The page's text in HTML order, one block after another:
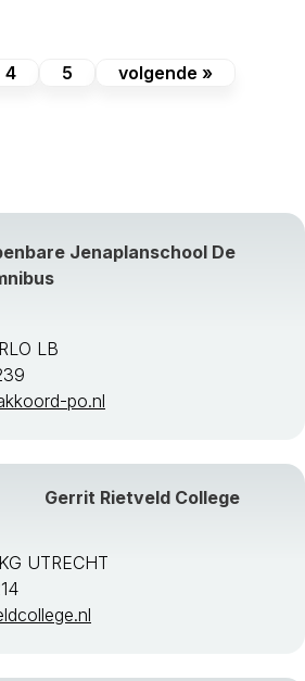
4 5 volgende »
Jenaplanschool De
LB
po.nl
Gerrit Rietveld College
UTRECHT